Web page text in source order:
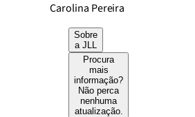
Carolina Pereira
Sobre
a JLL
Procura
mais
informação?
Não perca
nenhuma
atualização.